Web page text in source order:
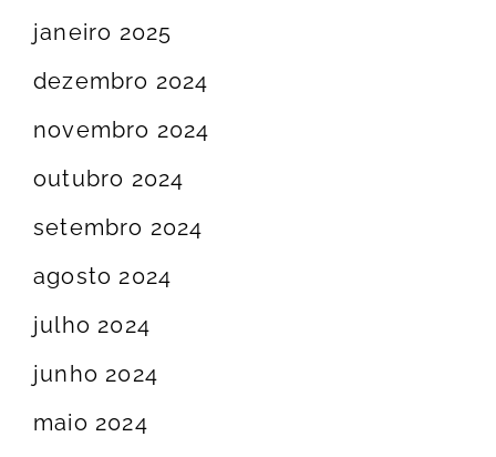
janeiro 2025
dezembro 2024
novembro 2024
outubro 2024
setembro 2024
agosto 2024
julho 2024
junho 2024
maio 2024